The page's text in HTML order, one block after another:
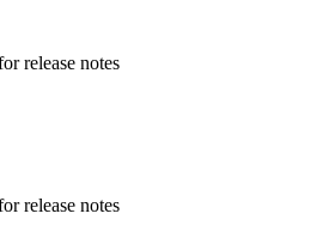
release notes
release notes